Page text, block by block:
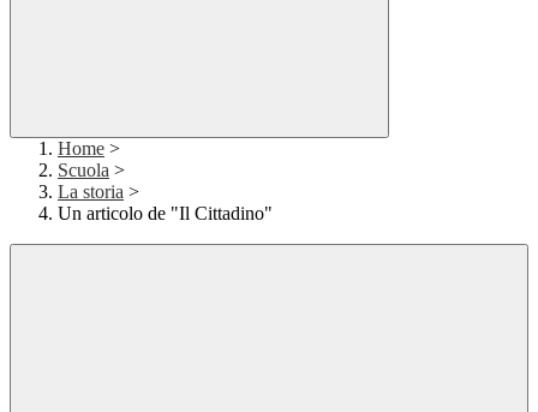
Home >
Scuola >
La storia >
Un articolo de "Il Cittadino"